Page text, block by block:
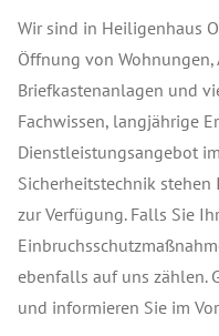
Wir sind in Heiligenhaus
Öffnung von Wohnungen,
Briefkastenanlagen und
Fachwissen, langjährige
Dienstleistungsangebot
Sicherheitstechnik
zur Verfügung. Falls Sie
ebenfalls auf uns zählen.
und informieren Sie im